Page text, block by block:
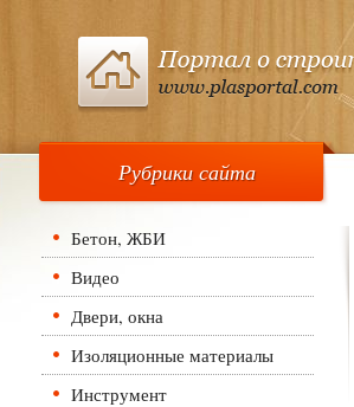
Рубрики сайта
Бетон, ЖБИ
Видео
Двери, окна
Изоляционные материалы
Инструмент